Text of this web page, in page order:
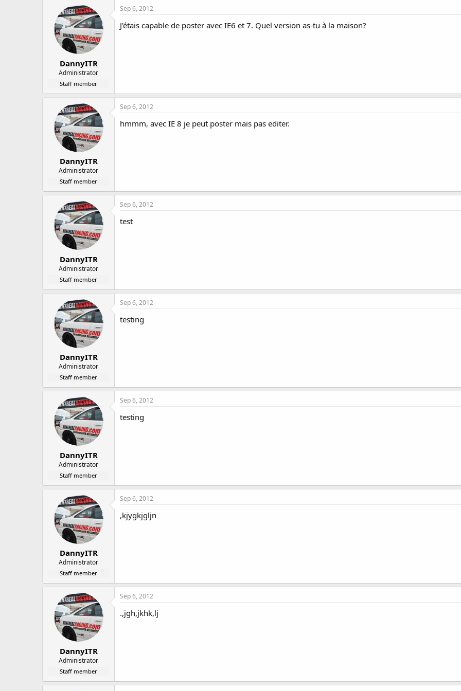
DannyITR
Administrator
Staff member
Sep 6, 2012
J'étais capable de poster avec IE6 et 7. Quel version as-tu à la maison?
DannyITR
Administrator
Staff member
Sep 6, 2012
hmmm, avec IE 8 je peut poster mais pas editer.
DannyITR
Administrator
Staff member
Sep 6, 2012
test
DannyITR
Administrator
Staff member
Sep 6, 2012
testing
DannyITR
Administrator
Staff member
Sep 6, 2012
testing
DannyITR
Administrator
Staff member
Sep 6, 2012
,kjygkjgljn
DannyITR
Administrator
Staff member
Sep 6, 2012
.,jgh,jkhk,lj